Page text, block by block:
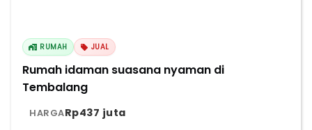
RUMAH JUAL
Rumah idaman suasana nyaman di
Tembalang
HARGARp437 juta